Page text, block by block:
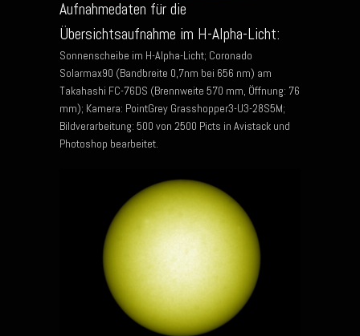
Aufnahmedaten für die
Übersichtsaufnahme im H-Alpha-Licht:
Sonnenscheibe im H-Alpha-Licht; Coronado
Solarmax90 (Bandbreite 0,7nm bei 656 nm) am
Takahashi FC-76DS (Brennweite 570 mm, Öffnung: 76
mm); Kamera: PointGrey Grasshopper3-U3-28S5M;
Bildverarbeitung: 500 von 2500 Picts in Avistack und
Photoshop bearbeitet.